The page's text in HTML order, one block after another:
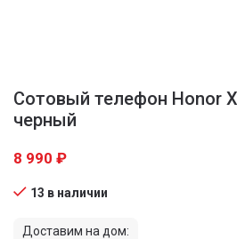
Сотовый телефон Honor
черный
8 990 ₽
13 в наличии
Доставим на дом: